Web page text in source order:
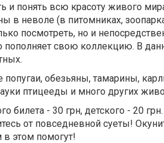
и понять всю красоту живого
в неволе (в питомниках,
посмотреть, но и
пополняет свою коллекцию. В
попугаи, обезьяны, тамарины,
птицееды и много других
билета - 30 грн, детского - 20
от повседневной суеты!
этом помогут!